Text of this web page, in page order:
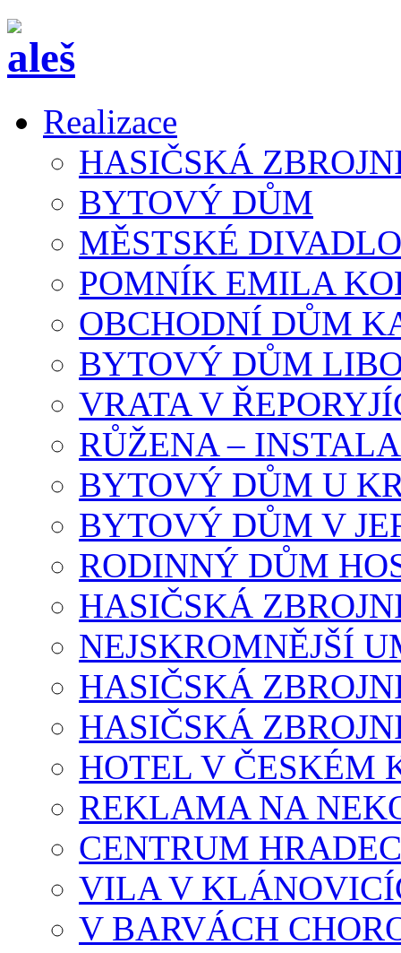
Realizace
HASIČSKÁ
BYTOVÝ DŮM
MĚSTSKÉ
POMNÍK EMILA
OBCHODNÍ DŮM
BYTOVÝ DŮM
VRATA V
RŮŽENA –
BYTOVÝ DŮM U
BYTOVÝ DŮM V
RODINNÝ DŮM
HASIČSKÁ
NEJSKROMNĚJŠÍ
HASIČSKÁ
HASIČSKÁ
HOTEL V ČESKÉM
REKLAMA NA
CENTRUM
VILA V
V BARVÁCH